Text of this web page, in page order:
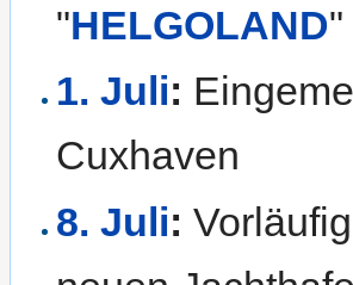
"HELGOLAND"
1. Juli:
Cuxhaven
8. Juli: